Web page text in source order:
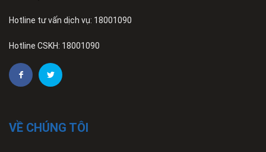
Hotline tư vấn dịch vụ: 18001090
Hotline CSKH: 18001090
VỀ CHÚNG TÔI